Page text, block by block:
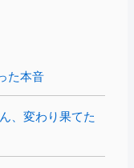
た本音
、変わり果てた